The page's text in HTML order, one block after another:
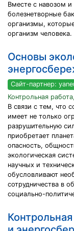
Вместе с навозом
болезнетворные
организмы,
организм человека.
Основы
Сайт-партнер:
Контрольная
В связи с тем, что
имеет не только
разрушительную
приобретает
опасность,
экологическая
научных и
обусловливают
сотрудничества в
социально-